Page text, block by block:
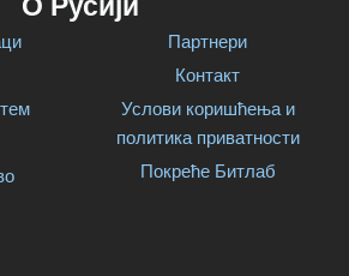
О Русији
Партнери
Контакт
Услови коришћења и
политика приватности
Покреће Битлаб